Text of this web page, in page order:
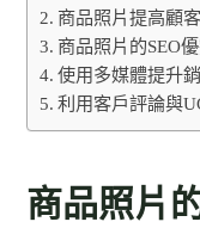
商品照片提高顧
商品照片的SEO
使用多媒體提升
利用客戶評論與
商品照片